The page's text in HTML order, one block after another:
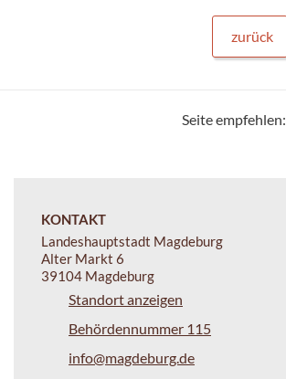
zurück
Seite empfehlen:
KONTAKT
Landeshauptstadt Magdeburg
Alter Markt 6
39104 Magdeburg
Standort anzeigen
Behördennummer 115
info@magdeburg.de